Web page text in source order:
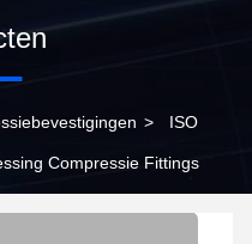
> ISO
Compressie Fittings